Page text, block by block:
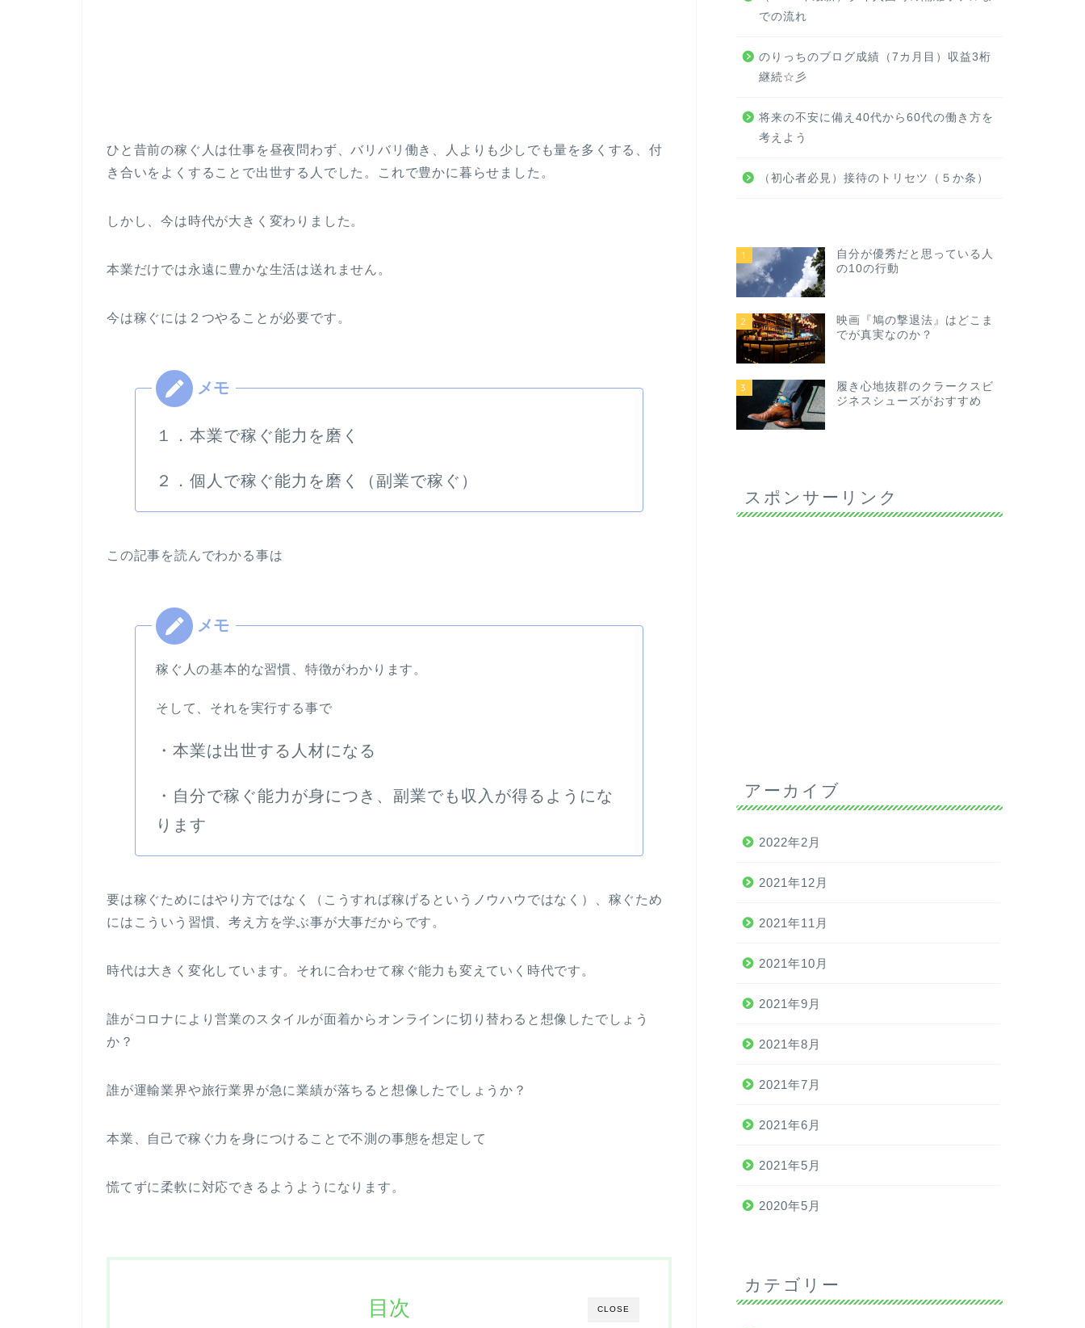
ひと昔前の稼ぐ人は仕事を昼夜問わず、バリバリ働き、人よりも少しでも量を多くする、付
き合いをよくすることで出世する人でした。これで豊かに暮らせました。
しかし、今は時代が大きく変わりました。
本業だけでは永遠に豊かな生活は送れません。
今は稼ぐには２つやることが必要です。
１．本業で稼ぐ能力を磨く
２．個人で稼ぐ能力を磨く（副業で稼ぐ）
この記事を読んでわかる事は
稼ぐ人の基本的な習慣、特徴がわかります。
そして、それを実行する事で
・本業は出世する人材になる
・自分で稼ぐ能力が身につき、副業でも収入が得るようにな
ります
要は稼ぐためにはやり方ではなく（こうすれば稼げるというノウハウではなく）、稼ぐため
にはこういう習慣、考え方を学ぶ事が大事だからです。
時代は大きく変化しています。それに合わせて稼ぐ能力も変えていく時代です。
誰がコロナにより営業のスタイルが面着からオンラインに切り替わると想像したでしょう
か？
誰が運輸業界や旅行業界が急に業績が落ちると想像したでしょうか？
本業、自己で稼ぐ力を身につけることで不測の事態を想定して
慌てずに柔軟に対応できるようようになります。
CLOSE
目次
での流れ
のりっちのブログ成績（7カ月目）収益3桁
継続☆彡
将来の不安に備え40代から60代の働き方を
考えよう
（初心者必見）接待のトリセツ（５か条）
1
自分が優秀だと思っている人
の10の行動
2
映画『鳩の撃退法』はどこま
でが真実なのか？
3
履き心地抜群のクラークスビ
ジネスシューズがおすすめ
スポンサーリンク
アーカイブ
2022年2月
2021年12月
2021年11月
2021年10月
2021年9月
2021年8月
2021年7月
2021年6月
2021年5月
2020年5月
カテゴリー